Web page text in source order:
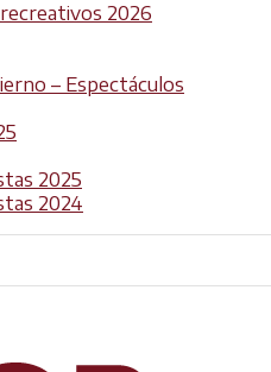
2026
– Espectáculos
2025
2024